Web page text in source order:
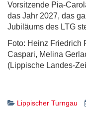
Vorsitzende Pia-
das Jahr 2027, das
Jubiläums des LTG
Foto: Heinz Friedrich
Caspari, Melina
(Lippische Landes-
Lippischer Turngau